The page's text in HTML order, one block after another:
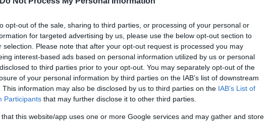
opt-out of the sale, sharing to third parties, or processing of your personal or
for targeted advertising by us, please use the below opt-out section to
selection. Please note that after your opt-out request is processed you may
interest-based ads based on personal information utilized by us or personal
to third parties prior to your opt-out. You may separately opt-out of the
of your personal information by third parties on the IAB’s list of downstream
This information may also be disclosed by us to third parties on the IAB’s List of
Participants that may further disclose it to other third parties.
that this website/app uses one or more Google services and may gather and store